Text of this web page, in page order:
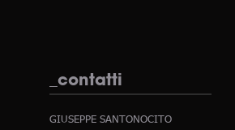
_contatti
GIUSEPPE SANTONOCITO